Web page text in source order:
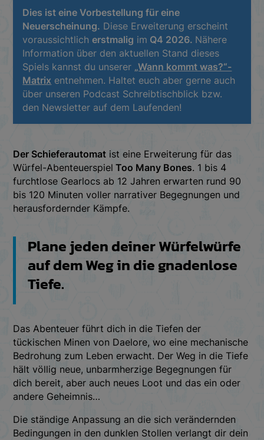
[Erweiterung]
Menge
Dies ist eine Vorbestellung für eine
Neuerscheinung. Diese Erweiterung erscheint
voraussichtlicherstmalig im Q4 2026. Nähere
Information über den aktuellen Stand dieses
Spiels kannst du unserer „Wann kommt was?“-
Matrix entnehmen. Haltet euch aber gerne auch
über unseren Podcast Schreibtischblick bzw.
den Newsletter auf dem Laufenden!
Der Schieferautomat ist eine Erweiterung für das
Würfel-Abenteuerspiel Too Many Bones. 1 bis 4
furchtlose Gearlocs ab 12 Jahren erwarten rund 90
bis 120 Minuten voller narrativer Begegnungen und
herausfordernder Kämpfe.
Plane jeden deiner Würfelwürfe
auf dem Weg in die gnadenlose
Tiefe.
Das Abenteuer führt dich in die Tiefen der
tückischen Minen von Daelore, wo eine mechanische
Bedrohung zum Leben erwacht. Der Weg in die Tiefe
hält völlig neue, unbarmherzige Begegnungen für
dich bereit, aber auch neues Loot und das ein oder
andere Geheimnis…
Die ständige Anpassung an die sich verändernden
Bedingungen in den dunklen Stollen verlangt dir dein